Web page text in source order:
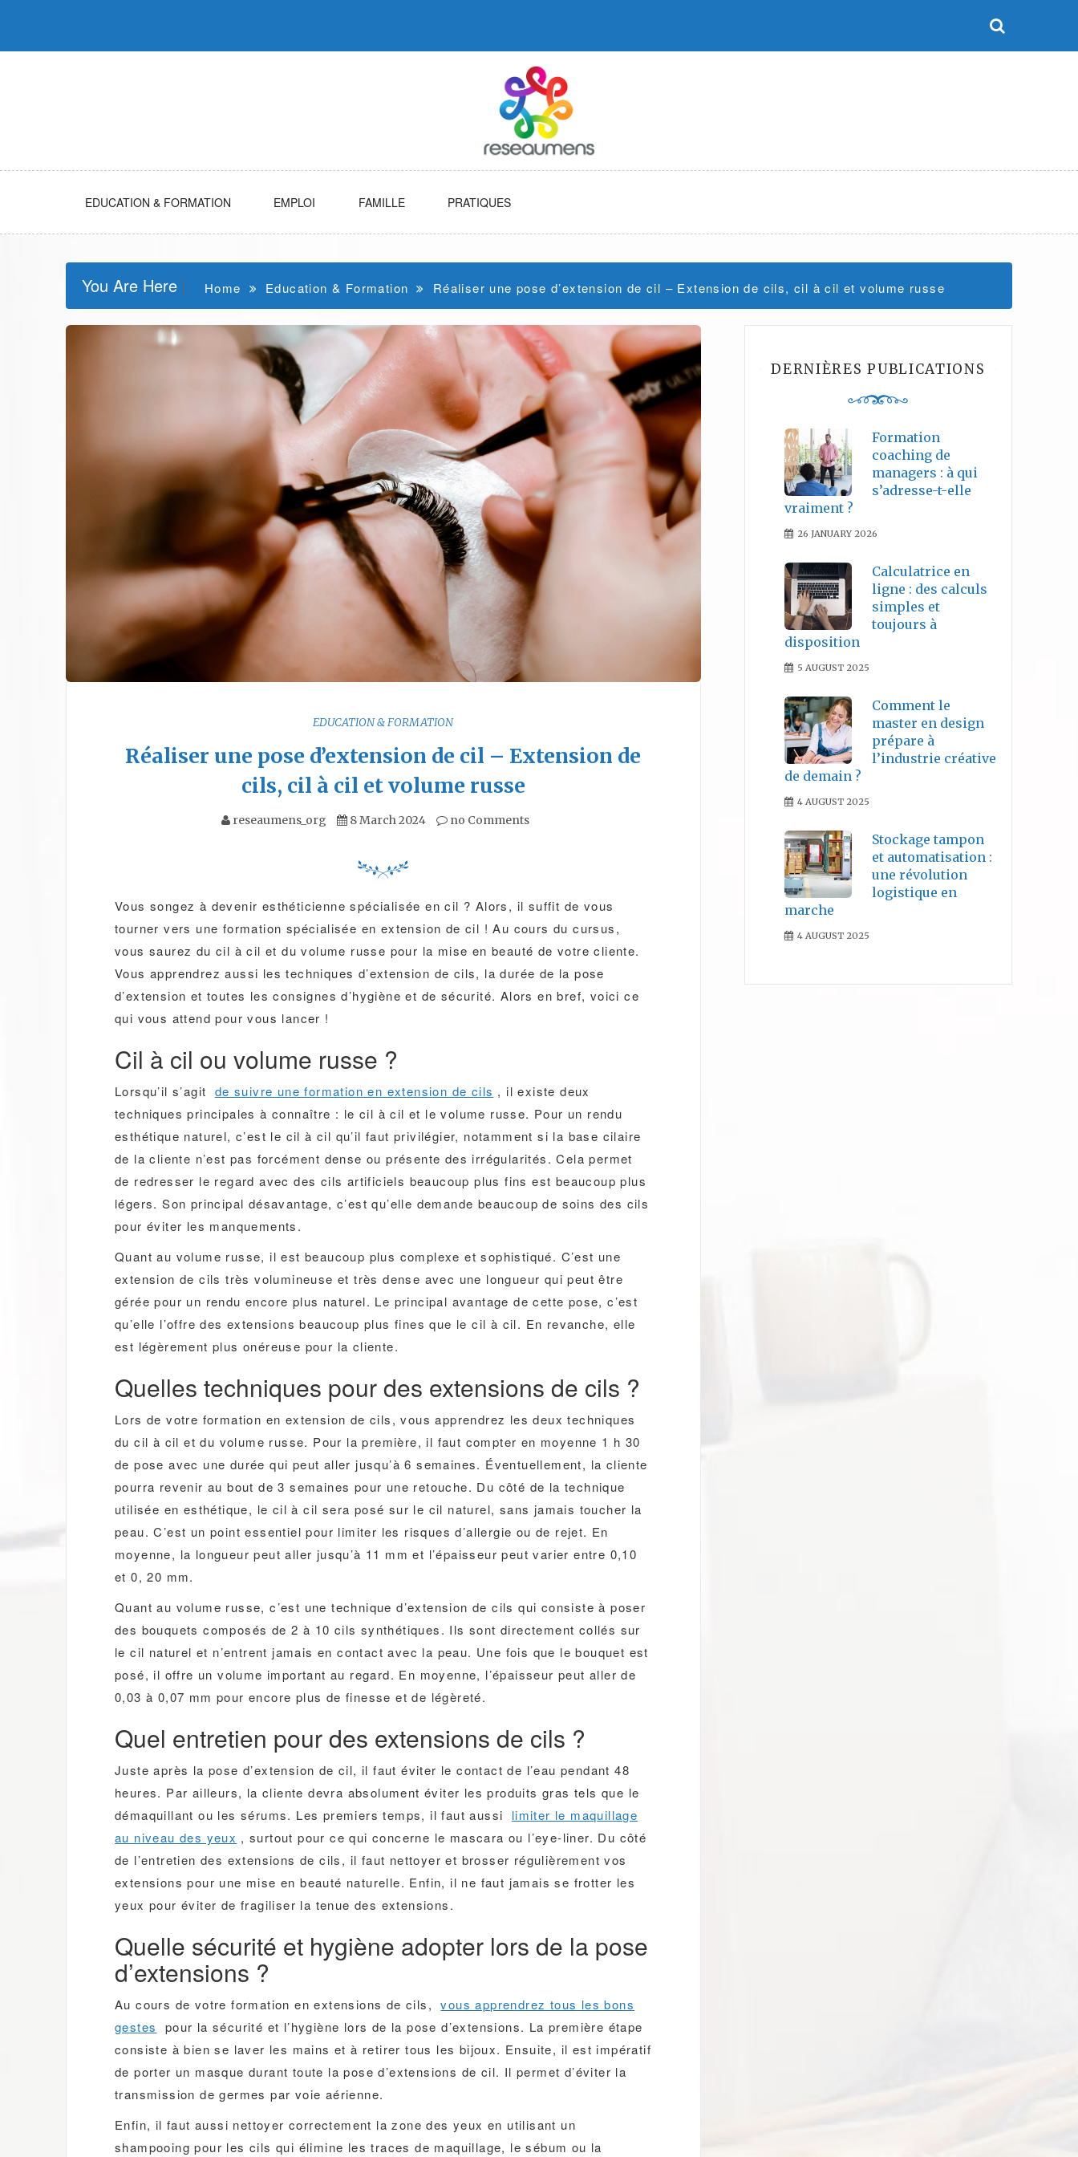
EDUCATION & FORMATION EMPLOI FAMILLE PRATIQUES
You Are Here Home Education & Formation Réaliser une pose d’extension de cil – Extension de cils, cil à cil et volume russe
EDUCATION & FORMATION
Réaliser une pose d’extension de cil – Extension de
cils, cil à cil et volume russe
reseaumens_org 8 March 2024 no Comments
Vous songez à devenir esthéticienne spécialisée en cil ? Alors, il suffit de vous
tourner vers une formation spécialisée en extension de cil ! Au cours du cursus,
vous saurez du cil à cil et du volume russe pour la mise en beauté de votre cliente.
Vous apprendrez aussi les techniques d’extension de cils, la durée de la pose
d’extension et toutes les consignes d’hygiène et de sécurité. Alors en bref, voici ce
qui vous attend pour vous lancer !
Cil à cil ou volume russe ?
Lorsqu’il s’agit de suivre une formation en extension de cils , il existe deux
techniques principales à connaître : le cil à cil et le volume russe. Pour un rendu
esthétique naturel, c’est le cil à cil qu’il faut privilégier, notamment si la base cilaire
de la cliente n’est pas forcément dense ou présente des irrégularités. Cela permet
de redresser le regard avec des cils artificiels beaucoup plus fins est beaucoup plus
légers. Son principal désavantage, c’est qu’elle demande beaucoup de soins des cils
pour éviter les manquements.
Quant au volume russe, il est beaucoup plus complexe et sophistiqué. C’est une
extension de cils très volumineuse et très dense avec une longueur qui peut être
gérée pour un rendu encore plus naturel. Le principal avantage de cette pose, c’est
qu’elle l’offre des extensions beaucoup plus fines que le cil à cil. En revanche, elle
est légèrement plus onéreuse pour la cliente.
Quelles techniques pour des extensions de cils ?
Lors de votre formation en extension de cils, vous apprendrez les deux techniques
du cil à cil et du volume russe. Pour la première, il faut compter en moyenne 1 h 30
de pose avec une durée qui peut aller jusqu’à 6 semaines. Éventuellement, la cliente
pourra revenir au bout de 3 semaines pour une retouche. Du côté de la technique
utilisée en esthétique, le cil à cil sera posé sur le cil naturel, sans jamais toucher la
peau. C’est un point essentiel pour limiter les risques d’allergie ou de rejet. En
moyenne, la longueur peut aller jusqu’à 11 mm et l’épaisseur peut varier entre 0,10
et 0, 20 mm.
Quant au volume russe, c’est une technique d’extension de cils qui consiste à poser
des bouquets composés de 2 à 10 cils synthétiques. Ils sont directement collés sur
le cil naturel et n’entrent jamais en contact avec la peau. Une fois que le bouquet est
posé, il offre un volume important au regard. En moyenne, l’épaisseur peut aller de
0,03 à 0,07 mm pour encore plus de finesse et de légèreté.
Quel entretien pour des extensions de cils ?
Juste après la pose d’extension de cil, il faut éviter le contact de l’eau pendant 48
heures. Par ailleurs, la cliente devra absolument éviter les produits gras tels que le
démaquillant ou les sérums. Les premiers temps, il faut aussi
limiter le maquillage
au niveau des yeux , surtout pour ce qui concerne le mascara ou l’eye-liner. Du côté
de l’entretien des extensions de cils, il faut nettoyer et brosser régulièrement vos
extensions pour une mise en beauté naturelle. Enfin, il ne faut jamais se frotter les
yeux pour éviter de fragiliser la tenue des extensions.
Quelle sécurité et hygiène adopter lors de la pose
d’extensions ?
Au cours de votre formation en extensions de cils, vous apprendrez tous les bons
gestes
pour la sécurité et l’hygiène lors de la pose d’extensions. La première étape
consiste à bien se laver les mains et à retirer tous les bijoux. Ensuite, il est impératif
de porter un masque durant toute la pose d’extensions de cil. Il permet d’éviter la
transmission de germes par voie aérienne.
Enfin, il faut aussi nettoyer correctement la zone des yeux en utilisant un
shampooing pour les cils qui élimine les traces de maquillage, le sébum ou la
DERNIÈRES PUBLICATIONS
Formation
coaching de
managers : à qui
s’adresse-t-elle
vraiment ?
26 JANUARY 2026
Calculatrice en
ligne : des calculs
simples et
toujours à
disposition
5 AUGUST 2025
Comment le
master en design
prépare à
l’industrie créative
de demain ?
4 AUGUST 2025
Stockage tampon
et automatisation :
une révolution
logistique en
marche
4 AUGUST 2025